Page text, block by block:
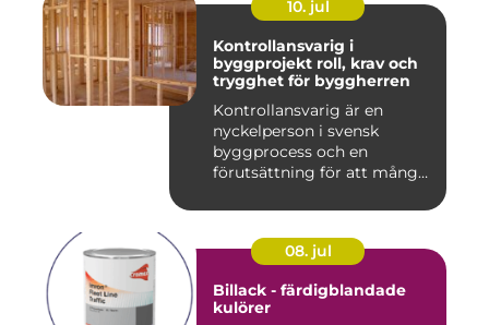
10. jul
Kontrollansvarig i
byggprojekt roll, krav och
trygghet för byggherren
Kontrollansvarig är en
nyckelperson i svensk
byggprocess och en
förutsättning för att många
08. jul
Billack - färdigblandade
kulörer